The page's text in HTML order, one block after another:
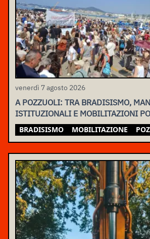
venerdì 7 agosto 2026
A POZZUOLI: TRA BRADISISMO,
ISTITUZIONALI E MOBILITAZIONI
BRADISISMO MOBILITAZIONE